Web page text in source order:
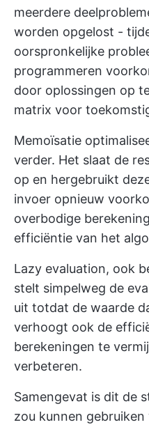
meerdere
worden opgelost -
oorspronkelijke
programmeren
door oplossingen op
matrix voor
Memoïsatie
verder. Het slaat de
op en hergebruikt
invoer opnieuw
overbodige
efficiëntie van het
Lazy evaluation, ook
stelt simpelweg de
uit totdat de waarde
verhoogt ook de
berekeningen te
verbeteren.
Samengevat is dit de
zou kunnen